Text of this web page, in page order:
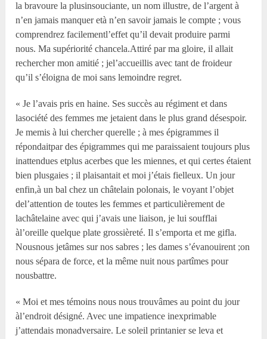
la bravoure la plusinsouciante, un nom illustre, de l’argent à
n’en jamais manquer età n’en savoir jamais le compte ; vous
comprendrez facilementl’effet qu’il devait produire parmi
nous. Ma supériorité chancela.Attiré par ma gloire, il allait
rechercher mon amitié ; jel’accueillis avec tant de froideur
qu’il s’éloigna de moi sans lemoindre regret.
« Je l’avais pris en haine. Ses succès au régiment et dans
lasociété des femmes me jetaient dans le plus grand désespoir.
Je memis à lui chercher querelle ; à mes épigrammes il
répondaitpar des épigrammes qui me paraissaient toujours plus
inattendues etplus acerbes que les miennes, et qui certes étaient
bien plusgaies ; il plaisantait et moi j’étais fielleux. Un jour
enfin,à un bal chez un châtelain polonais, le voyant l’objet
del’attention de toutes les femmes et particulièrement de
lachâtelaine avec qui j’avais une liaison, je lui soufflai
àl’oreille quelque plate grossièreté. Il s’emporta et me gifla.
Nousnous jetâmes sur nos sabres ; les dames s’évanouirent ;on
nous sépara de force, et la même nuit nous partîmes pour
nousbattre.
« Moi et mes témoins nous nous trouvâmes au point du jour
àl’endroit désigné. Avec une impatience inexprimable
j’attendais monadversaire. Le soleil printanier se leva et